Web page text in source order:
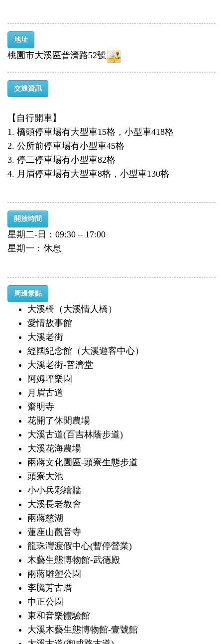
地址
桃園市大溪區普濟路52號
交通資訊
【自行開車】
1. 橋頭停車場有大型車15格，小型車418格
2. 公所前停車場有小型車45格
3. 停二停車場有小型車82格
4. 月眉停車場有大型車8格，小型車130格
開放時間
星期二-日：09:30 – 17:00
星期一：休息
周邊景點
大溪橋（大溪情人橋）
愛情故事館
大溪老街
經國紀念館（大溪遊客中心）
大溪老街-普濟堂
阿姆坪樂園
月眉古道
齋明寺
花開了休閒農場
大溪古道(百吉林蔭步道)
大溪花海農場
兩蔣文化園區-頭寮生態步道
頭寮大池
小小兵彩繪牆
大溪長老教會
兩蔣慈湖
蓮座山觀音寺
龍珠灣渡假中心(暫停營業)
木藝生態博物館-武德殿
兩蔣雕塑公園
李騰芳古厝
中正公園
東和音樂體驗館
大溪木藝生態博物館-壹號館